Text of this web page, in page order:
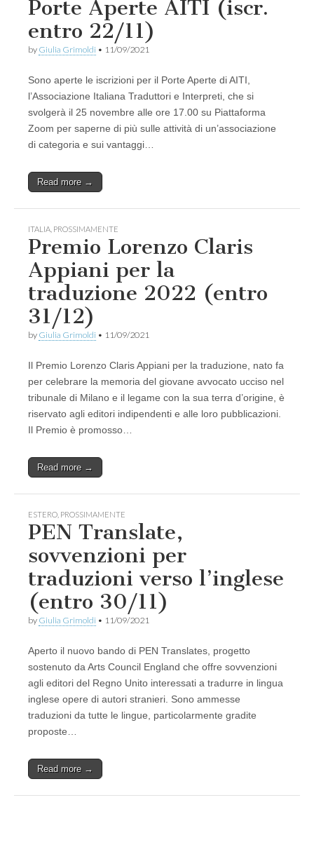
Porte Aperte AITI (iscr.
entro 22/11)
by Giulia Grimoldi • 11/09/2021
Sono aperte le iscrizioni per il Porte Aperte di AITI,
l’Associazione Italiana Traduttori e Interpreti, che si
svolgerà il 25 novembre alle ore 17.00 su Piattaforma
Zoom per saperne di più sulle attività di un’associazione
di categoria e sui vantaggi…
Read more →
ITALIA PROSSIMAMENTE
Premio Lorenzo Claris
Appiani per la
traduzione 2022 (entro
31/12)
by Giulia Grimoldi • 11/09/2021
Il Premio Lorenzo Claris Appiani per la traduzione, nato fa
per celebrare la memoria del giovane avvocato ucciso nel
tribunale di Milano e il legame con la sua terra d’origine, è
riservato agli editori indipendenti e alle loro pubblicazioni.
Il Premio è promosso…
Read more →
ESTERO PROSSIMAMENTE
PEN Translate,
sovvenzioni per
traduzioni verso l’inglese
(entro 30/11)
by Giulia Grimoldi • 11/09/2021
Aperto il nuovo bando di PEN Translates, progetto
sostenuto da Arts Council England che offre sovvenzioni
agli editori del Regno Unito interessati a tradurre in lingua
inglese opere di autori stranieri. Sono ammesse
traduzioni da tutte le lingue, particolarmente gradite
proposte…
Read more →